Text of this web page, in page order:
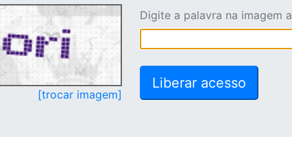
[trocar imagem]
Digite a palavra na imagem